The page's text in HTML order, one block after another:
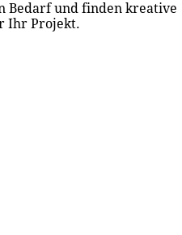
Bedarf und finden kreative
Ihr Projekt.